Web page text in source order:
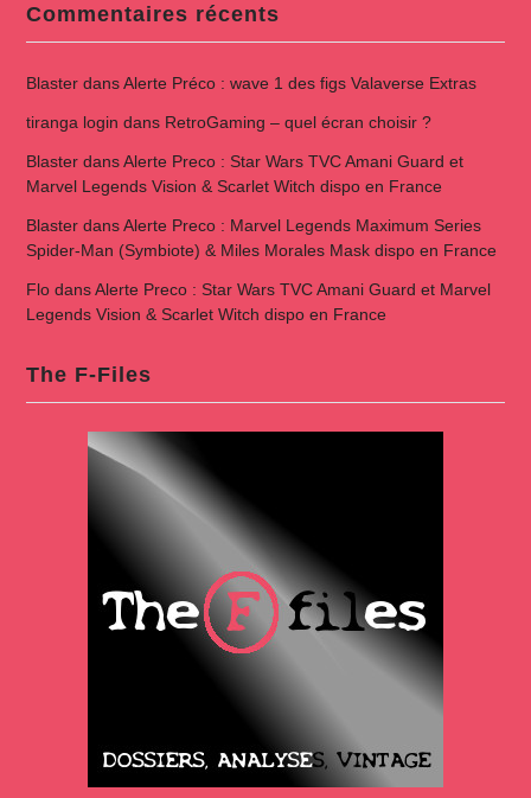
Commentaires récents
BlasterdansAlerte Préco : wave 1 des figs Valaverse Extras
tiranga login dans RetroGaming – quel écran choisir ?
BlasterdansAlerte Preco : Star Wars TVC Amani Guard et
Marvel Legends Vision & Scarlet Witch dispo en France
BlasterdansAlerte Preco : Marvel Legends Maximum Series
Spider-Man (Symbiote) & Miles Morales Mask dispo en France
FlodansAlerte Preco : Star Wars TVC Amani Guard et Marvel
Legends Vision & Scarlet Witch dispo en France
The F-Files